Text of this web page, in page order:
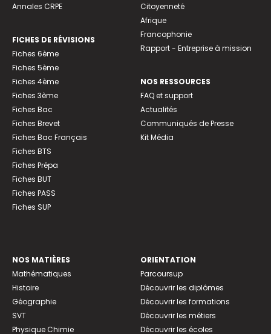
Annales CRPE
FICHES DE RÉVISIONS
Fiches 6ème
Fiches 5ème
Fiches 4ème
Fiches 3ème
Fiches Bac
Fiches Brevet
Fiches Bac Français
Fiches BTS
Fiches Prépa
Fiches BUT
Fiches PASS
Fiches SUP
Citoyenneté
Afrique
Francophonie
Rapport - Entreprise à mission
NOS RESSOURCES
FAQ et support
Actualités
Communiqués de Presse
Kit Média
NOS MATIÈRES
Mathématiques
Histoire
Géographie
SVT
Physique Chimie
ORIENTATION
Parcoursup
Découvrir les diplômes
Découvrir les formations
Découvrir les métiers
Découvrir les écoles